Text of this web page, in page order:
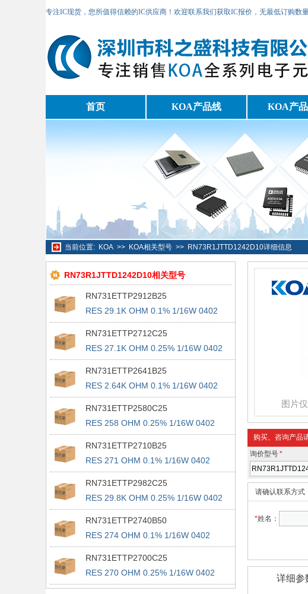
专注IC现货，您所值得信赖的IC供应商！欢迎联系我们获取IC报价，无最低订购数
首页 KOA产品线 KOA产
当前位置: KOA >> KOA相关型号 >> RN73R1JTTD1242D10详细信息
RN73R1JTTD1242D10相关型号
RN731ETTP2912B25
RES 29.1K OHM 0.1% 1/16W 0402
RN731ETTP2712C25
RES 27.1K OHM 0.25% 1/16W 0402
RN731ETTP2641B25
RES 2.64K OHM 0.1% 1/16W 0402
RN731ETTP2580C25
RES 258 OHM 0.25% 1/16W 0402
RN731ETTP2710B25
RES 271 OHM 0.1% 1/16W 0402
RN731ETTP2982C25
RES 29.8K OHM 0.25% 1/16W 0402
RN731ETTP2740B50
RES 274 OHM 0.1% 1/16W 0402
RN731ETTP2700C25
RES 270 OHM 0.25% 1/16W 0402
图片
购买、咨询产品
询价型号*
请确认联系方式
*姓名：
详细参